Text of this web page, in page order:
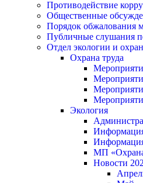
Противодействие
Общественные
Порядок обжалования
Публичные слушания
Отдел экологии и
Охрана труда
Экология
МП «Охрана
Новости